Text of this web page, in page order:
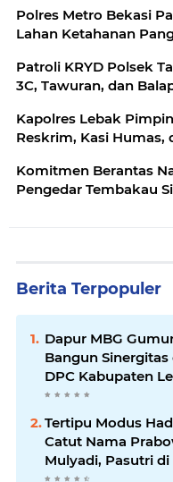
Polres Metro Bekasi
Lahan Ketahanan
Patroli KRYD Polsek
3C, Tawuran, dan
Kapolres Lebak
Reskrim, Kasi Humas,
Komitmen Berantas
Pengedar Tembakau
Berita Terpopuler
Dapur MBG
Bangun Sinergitas
DPC Kabupaten
Komitmen
Pusat
Tertipu Modus
Catut Nama
Mulyadi, Pasutri di